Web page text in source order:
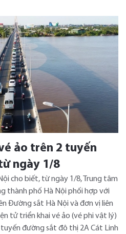
ảo trên 2 tuyến
ngày 1/8
cho biết, từ ngày 1/8, Trung tâm
thành phố Hà Nội phối hợp với
Đường sắt Hà Nội và đơn vị liên
tử triển khai vé ảo (vé phi vật lý)
đường sắt đô thị 2A Cát Linh